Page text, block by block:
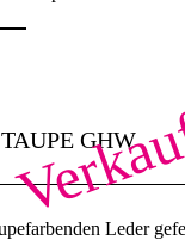
GHW
Leder